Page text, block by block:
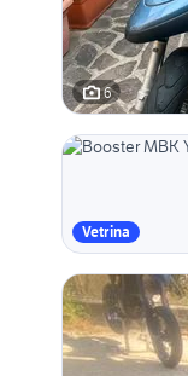
6
Vetrina